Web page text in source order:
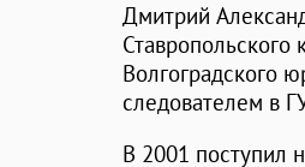
Дмитрий
Ставропольского
Волгоградского
следователем в
В 2001 поступил